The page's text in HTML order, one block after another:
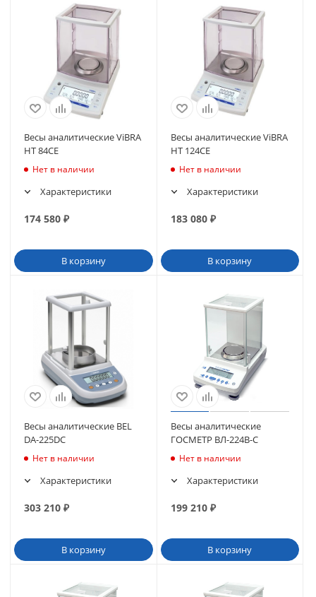
Весы аналитические ViBRA
HT 84CE
Нет в наличии
Характеристики
174 580 ₽
В корзину
Весы аналитические ViBRA
HT 124CE
Нет в наличии
Характеристики
183 080₽
В корзину
Весы аналитические BEL
DA-225DC
Нет в наличии
Характеристики
303 210 ₽
В корзину
Весы аналитические
ГОСМЕТР ВЛ-224В-С
Нет в наличии
Характеристики
199 210₽
В корзину